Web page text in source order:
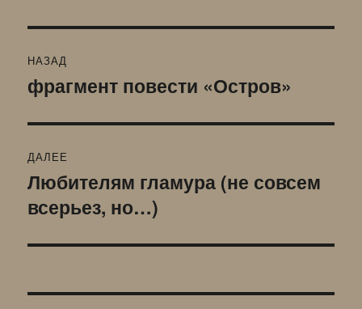
по
НАЗАД
Предыдущая
фрагмент повести «Остров»
ДАЛЕЕ
Следующая
запись:
Любителям гламура (не совсем
всерьез, но…)